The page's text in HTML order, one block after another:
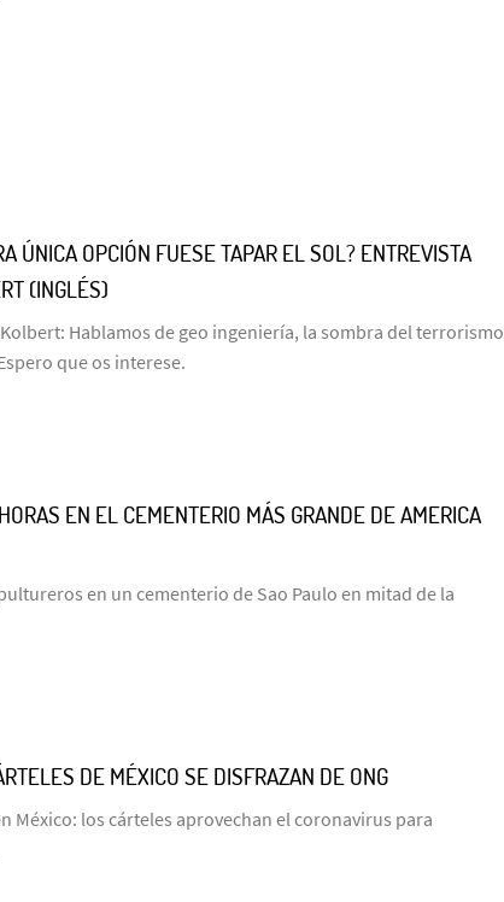
ÚNICA OPCIÓN FUESE TAPAR EL SOL? ENTREVISTA
(INGLÉS)
Hablamos de geo ingeniería, la sombra del terrorismo
que os interese.
EN EL CEMENTERIO MÁS GRANDE DE AMERICA
en un cementerio de Sao Paulo en mitad de la
DE MÉXICO SE DISFRAZAN DE ONG
México: los cárteles aprovechan el coronavirus para